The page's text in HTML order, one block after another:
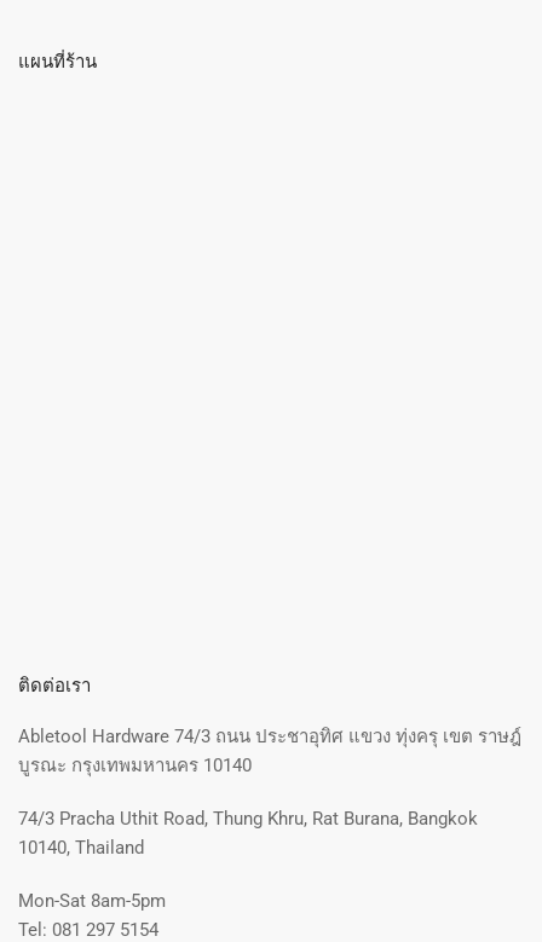
แผนที่ร้าน
ติดต่อเรา
Abletool Hardware 74/3 ถนน ประชาอุทิศ แขวง ทุ่งครุ เขต ราษฎ์
บูรณะ กรุงเทพมหานคร 10140
74/3 Pracha Uthit Road, Thung Khru, Rat Burana, Bangkok
10140, Thailand
Mon-Sat 8am-5pm
Tel: 081 297 5154